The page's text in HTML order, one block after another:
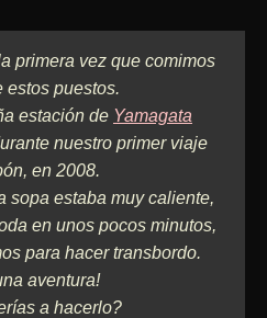
primera vez que comimos
estos puestos.
estación de Yamagata
nuestro primer viaje
en 2008.
sopa estaba muy caliente,
en unos pocos minutos,
para hacer transbordo.
aventura!
a hacerlo?